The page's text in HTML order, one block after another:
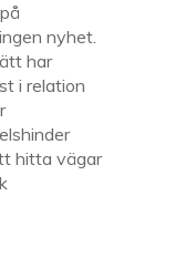
nyhet.
har
i relation
hitta vägar